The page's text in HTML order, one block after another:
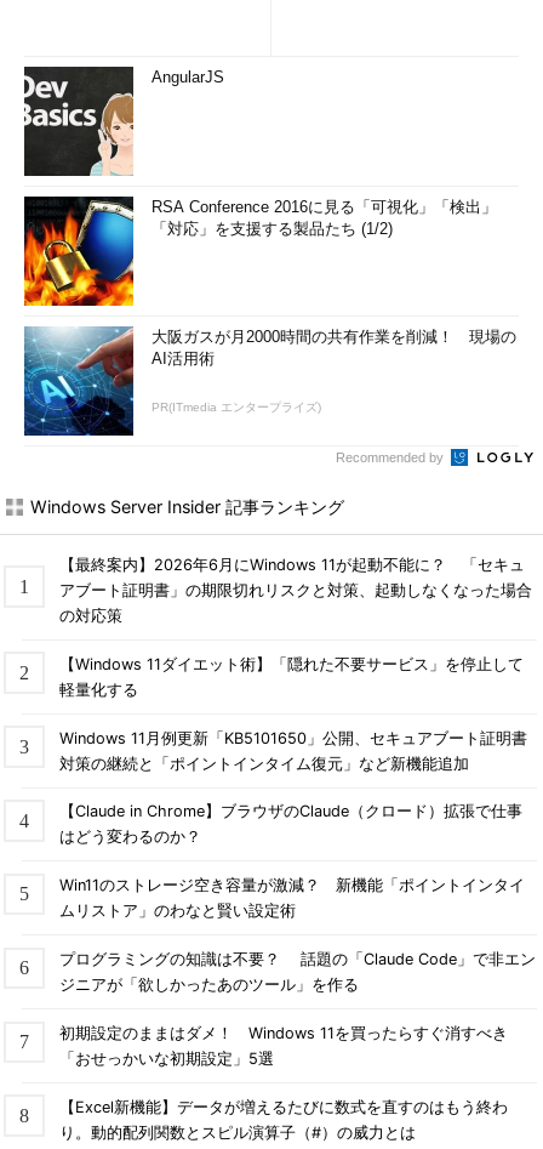
AngularJS
RSA Conference 2016に見る「可視化」「検出」
「対応」を支援する製品たち (1/2)
大阪ガスが月2000時間の共有作業を削減！ 現場の
AI活用術
PR(ITmedia エンタープライズ)
Recommended by
Windows Server Insider 記事ランキング
【最終案内】2026年6月にWindows 11が起動不能に？ 「セキュ
アブート証明書」の期限切れリスクと対策、起動しなくなった場合
の対応策
【Windows 11ダイエット術】「隠れた不要サービス」を停止して
軽量化する
Windows 11月例更新「KB5101650」公開、セキュアブート証明書
対策の継続と「ポイントインタイム復元」など新機能追加
【Claude in Chrome】ブラウザのClaude（クロード）拡張で仕事
はどう変わるのか？
Win11のストレージ空き容量が激減？ 新機能「ポイントインタイ
ムリストア」のわなと賢い設定術
プログラミングの知識は不要？ 話題の「Claude Code」で非エン
ジニアが「欲しかったあのツール」を作る
初期設定のままはダメ！ Windows 11を買ったらすぐ消すべき
「おせっかいな初期設定」5選
【Excel新機能】データが増えるたびに数式を直すのはもう終わ
り。動的配列関数とスピル演算子（#）の威力とは